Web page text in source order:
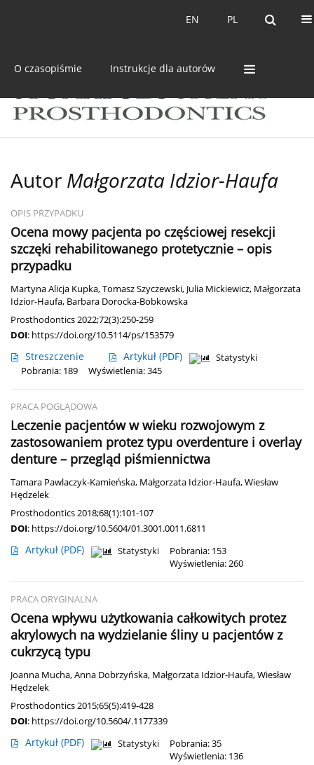
PL
EN PL
EN
O czasopiśmie Instrukcje dla autorów
Autor Małgorzata Idzior-Haufa
OPIS PRZYPADKU
Ocena mowy pacjenta po częściowej resekcji
szczęki rehabilitowanego protetycznie – opis
przypadku
Martyna Alicja Kupka,Tomasz Szyczewski, Julia Mickiewicz, Małgorzata
Idzior-Haufa, Barbara Dorocka-Bobkowska
Prosthodontics 2022;72(3):250-259
DOI: https://doi.org/10.5114/ps/153579
Streszczenie Artykuł (PDF)
Statystyki
Pobrania: 189
Wyświetlenia: 345
PRACA POGLĄDOWA
Leczenie pacjentów w wieku rozwojowym z
zastosowaniem protez typu overdenture i overlay
denture – przegląd piśmiennictwa
Tamara Pawlaczyk-Kamieńska, Małgorzata Idzior-Haufa,Wiesław
Hędzelek
Prosthodontics 2018;68(1):101-107
DOI: https://doi.org/10.5604/01.3001.0011.6811
Artykuł (PDF) Statystyki
Pobrania: 153
Wyświetlenia: 260
PRACA ORYGINALNA
Ocena wpływu użytkowania całkowitych protez
akrylowych na wydzielanie śliny u pacjentów z
cukrzycą typu
Joanna Mucha,Anna Dobrzyńska, Małgorzata Idzior-Haufa,Wiesław
Hędzelek
Prosthodontics 2015;65(5):419-428
DOI: https://doi.org/10.5604/.1177339
Artykuł (PDF) Statystyki
Pobrania: 35
Wyświetlenia: 136